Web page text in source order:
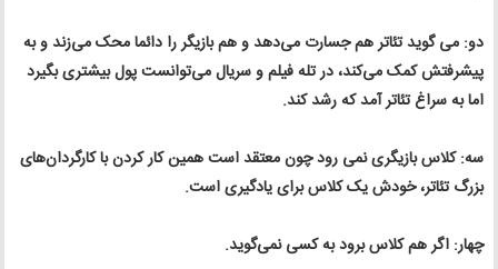
دو: می گوید تئاتر هم جسارت می‌دهد و هم بازیگر را دائما محک می‌زند و به
پیشرفتش کمک می‌کند، در تله ‌فیلم و سریال می‌توانست پول بیشتری بگیرد
اما به سراغ تئاتر آمد که رشد کند.
سه: کلاس بازیگری نمی رود چون معتقد است همین کار کردن با کارگردان‌های
بزرگ تئاتر، خودش یک کلاس برای یادگیری است.
چهار: اگر هم کلاس برود به کسی نمی‌گوید.